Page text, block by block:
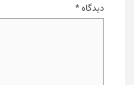
دیدگاه*